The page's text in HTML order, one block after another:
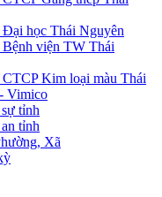
học Thái Nguyên
viện TW Thái
Kim loại màu Thái
Vimico
tỉnh
tỉnh
Xã